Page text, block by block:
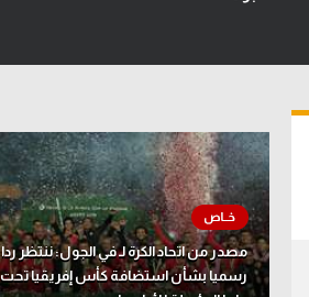
تحقيق في الجول
تحليل في الجول
حكايات في الجول
كويز في الجول
فيديو في الجول
مصدر من اتحاد الكرة لـ في الجول: ننتظر ردا